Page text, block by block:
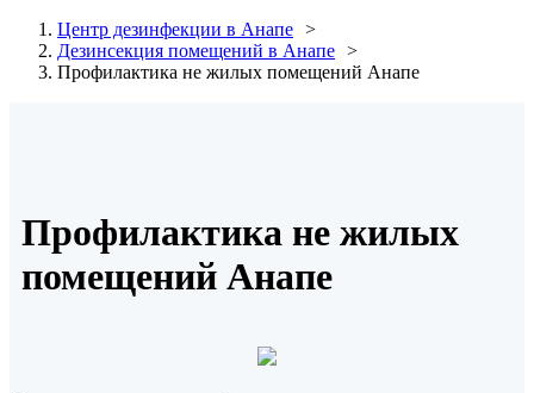
Центр дезинфекции в Анапе
Дезинсекция помещений в Анапе
Профилактика не жилых помещений Анапе
Профилактика не жилых
помещений Анапе